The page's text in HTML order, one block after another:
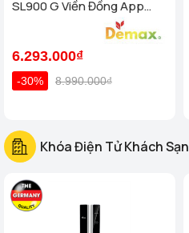
SL900 G Viền Đồng App
Wifi, Face ID 3D của tiêu
6.293.000₫
-30% 8.990.000₫
Khóa Điện Tử Khách Sạn